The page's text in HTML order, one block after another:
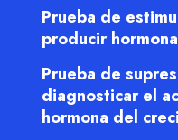
Prueba de
producir
Prueba de
diagnosticar el
hormona del